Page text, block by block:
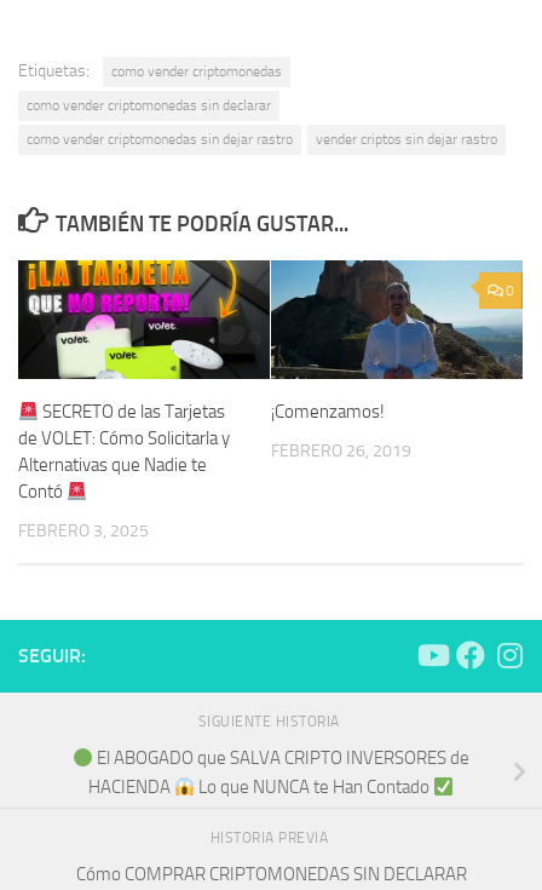
Etiquetas:
como vender criptomonedas
como vender criptomonedas sin declarar
como vender criptomonedas sin dejar rastro
vender criptos sin dejar rastro
TAMBIÉN TE PODRÍA GUSTAR...
SECRETO de las Tarjetas
de VOLET: Cómo Solicitarla y
Alternativas que Nadie te
Contó
FEBRERO 3, 2025
0
¡Comenzamos!
FEBRERO 26, 2019
SEGUIR:
SIGUIENTE HISTORIA
El ABOGADO que SALVA CRIPTO INVERSORES de
HACIENDA
Lo que NUNCA te Han Contado
HISTORIA PREVIA
Cómo COMPRAR CRIPTOMONEDAS SIN DECLARAR